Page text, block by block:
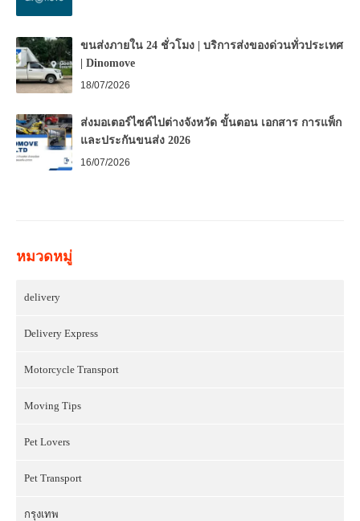
ขนส่งภายใน 24 ชั่วโมง | บริการส่งของด่วนทั่วประเทศ
| Dinomove
18/07/2026
ส่งมอเตอร์ไซค์ไปต่างจังหวัด ขั้นตอน เอกสาร การแพ็ก
และประกันขนส่ง 2026
16/07/2026
หมวดหมู่
delivery
Delivery Express
Motorcycle Transport
Moving Tips
Pet Lovers
Pet Transport
กรุงเทพ